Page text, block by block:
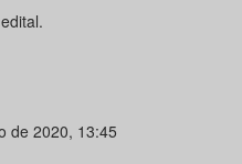
de 2020, 13:45